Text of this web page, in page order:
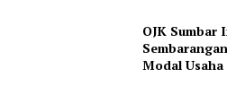
OJK Sumbar
Modal Usaha